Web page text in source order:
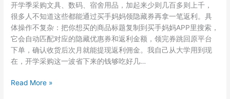
是
没
省
到
钱？
问
出
开学季采购文具、数码、宿舍用品，加起来少则几百多则上千，
很多人不知道这些都能通过买手妈妈领隐藏券再拿一笔返利。具
体操作不复杂：把你想买的商品标题复制到买手妈妈APP里搜索，
它会自动匹配对应的隐藏优惠券和返利金额，领完券跳回原平台
下单，确认收货后次月就能提现返利佣金。我自己从大学用到现
在，开学采购这一波省下来的钱够吃好几…
2026
Read More »